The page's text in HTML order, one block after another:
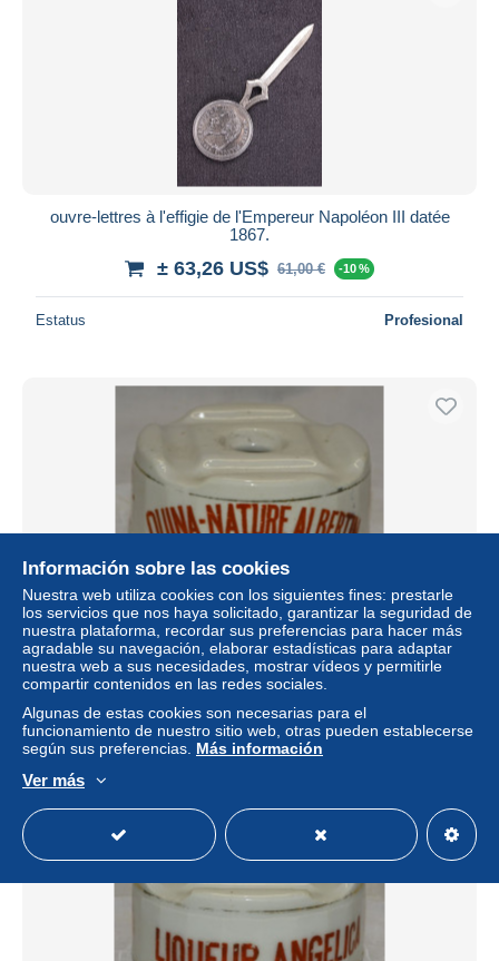
ouvre-lettres à l'effigie de l'Empereur Napoléon III datée
1867.
± 63,26 US$ 61,00 € -10 %
Estatus Profesional
-ANCIEN ENCRIER CERAMIQUE PUBLICITE QUINA
NATURE ALBERTIN P GAZEL ROANNE E
± 44,94 US$
Estatus Profesional
Información sobre las cookies
Nuestra web utiliza cookies con los siguientes fines: prestarle
los servicios que nos haya solicitado, garantizar la seguridad de
nuestra plataforma, recordar sus preferencias para hacer más
agradable su navegación, elaborar estadísticas para adaptar
nuestra web a sus necesidades, mostrar vídeos y permitirle
compartir contenidos en las redes sociales.
Algunas de estas cookies son necesarias para el
funcionamiento de nuestro sitio web, otras pueden establecerse
según sus preferencias. Más información
Ver más